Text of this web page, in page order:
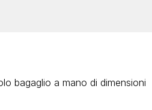
bagaglio a mano di dimensioni